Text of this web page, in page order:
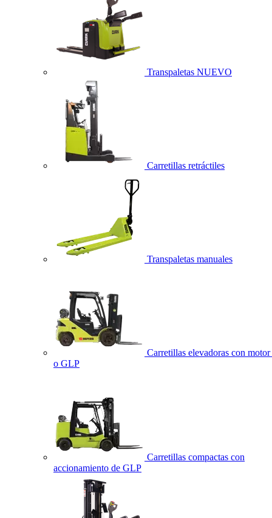
Transpaletas NUEVO
Carretillas retráctiles
Transpaletas manuales
Carretillas elevadoras con motor
o GLP
Carretillas compactas con
accionamiento de GLP